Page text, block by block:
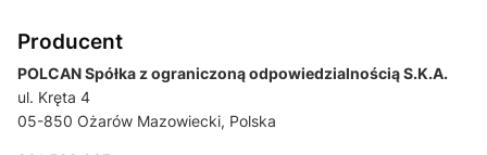
Producent
POLCAN Spółka z ograniczoną odpowiedzialnością S.K.A.
ul. Kręta 4
05-850 Ożarów Mazowiecki, Polska